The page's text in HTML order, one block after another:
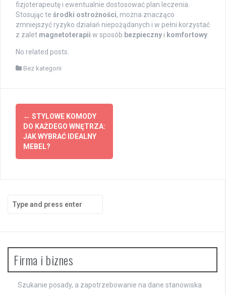
fizjoterapeutę i ewentualnie dostosować plan leczenia.
Stosując te środki ostrożności, można znacząco
zmniejszyć ryzyko działań niepożądanych i w pełni korzystać
z zalet magnetoterapii w sposób bezpieczny i komfortowy.
No related posts.
Bez kategorii
Post
navigation
← STYLOWE KOMODY
DO KAŻDEGO WNĘTRZA:
JAK WYBRAĆ IDEALNY
MEBEL?
Search
for:
Firma i biznes
Szukanie posady, a zapotrzebowanie na dane stanowiska